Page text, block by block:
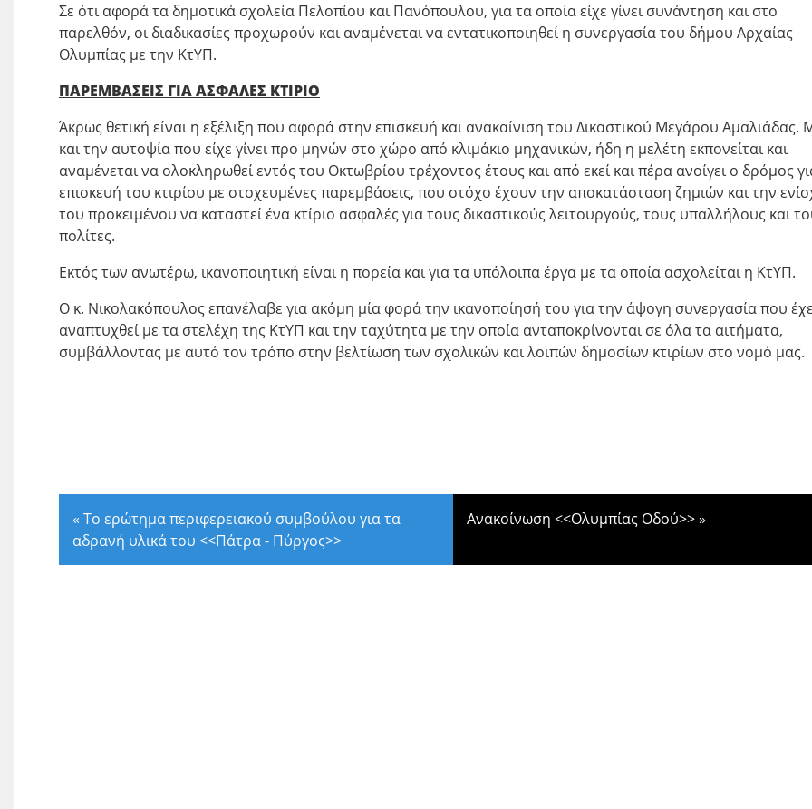
Σε ότι αφορά τα δημοτικά σχολεία Πελοπίου και Πανόπουλου, για τα οποία είχε γίνει συνάντηση και στο
παρελθόν, οι διαδικασίες προχωρούν και αναμένεται να εντατικοποιηθεί η συνεργασία του δήμου Αρχαίας
Ολυμπίας με την ΚτΥΠ.
ΠΑΡΕΜΒΑΣΕΙΣ ΓΙΑ ΑΣΦΑΛΕΣ ΚΤΙΡΙΟ
Άκρως θετική είναι η εξέλιξη που αφορά στην επισκευή και ανακαίνιση του Δικαστικού Μεγάρου Αμαλιάδας.
και την αυτοψία που είχε γίνει προ μηνών στο χώρο από κλιμάκιο μηχανικών, ήδη η μελέτη εκπονείται και
αναμένεται να ολοκληρωθεί εντός του Οκτωβρίου τρέχοντος έτους και από εκεί και πέρα ανοίγει ο δρόμος
επισκευή του κτιρίου με στοχευμένες παρεμβάσεις, που στόχο έχουν την αποκατάσταση ζημιών και την
του προκειμένου να καταστεί ένα κτίριο ασφαλές για τους δικαστικούς λειτουργούς, τους υπαλλήλους και
πολίτες.
Εκτός των ανωτέρω, ικανοποιητική είναι η πορεία και για τα υπόλοιπα έργα με τα οποία ασχολείται η ΚτΥΠ.
Ο κ. Νικολακόπουλος επανέλαβε για ακόμη μία φορά την ικανοποίησή του για την άψογη συνεργασία που
αναπτυχθεί με τα στελέχη της ΚτΥΠ και την ταχύτητα με την οποία ανταποκρίνονται σε όλα τα αιτήματα,
συμβάλλοντας με αυτό τον τρόπο στην βελτίωση των σχολικών και λοιπών δημοσίων κτιρίων στο νομό μας.
« Το ερώτημα περιφερειακού συμβούλου για τα
αδρανή υλικά του <<Πάτρα - Πύργος>>
Ανακοίνωση <<Ολυμπίας Οδού>>»